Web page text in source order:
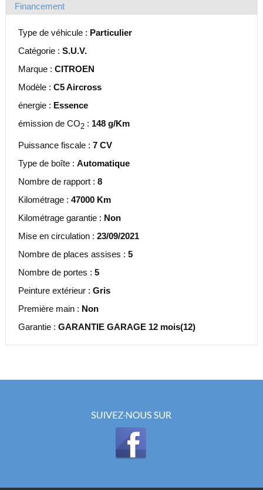
Financement
Type de véhicule : Particulier
Catégorie : S.U.V.
Marque : CITROEN
Modèle : C5 Aircross
énergie : Essence
émission de CO2: 148 g/Km
Puissance fiscale : 7 CV
Type de boîte : Automatique
Nombre de rapport : 8
Kilométrage : 47000 Km
Kilométrage garantie : Non
Mise en circulation : 23/09/2021
Nombre de places assises : 5
Nombre de portes : 5
Peinture extérieur : Gris
Première main : Non
Garantie : GARANTIE GARAGE 12 mois(12)